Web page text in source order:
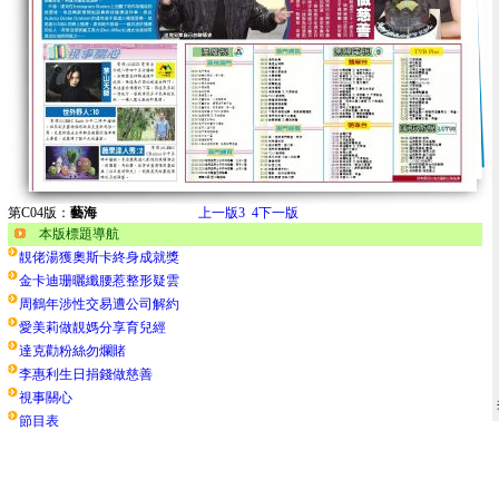
第C04版： 藝海 上一版3 4下一版
本版標題導航
靚佬湯獲奧斯卡終身成就獎
金卡迪珊曬纖腰惹整形疑雲
周鶴年涉性交易遭公司解約
愛美莉做靚媽分享育兒經
達克勸粉絲勿爛賭
李惠利生日捐錢做慈善
視事關心
節目表